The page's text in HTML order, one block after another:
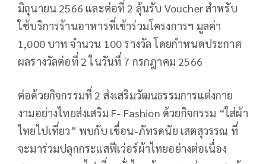
มิถุนายน 2566 และต่อที่ 2 ลุ้นรับ Voucher สำหรับ
ใช้บริการร้านอาหารที่เข้าร่วมโครงการฯ มูลค่า
1,000 บาท จำนวน 100 รางวัล โดยกำหนดประกาศ
ผลรางวัลต่อที่ 2 ในวันที่ 7 กรกฎาคม 2566
ต่อด้วยกิจกรรมที่ 2 ส่งเสริมวัฒนธรรมการแต่งกาย
งามอย่างไทยส่งเสริม F- Fashion ด้วยกิจกรรม “ใส่ผ้า
ไทยไปเที่ยว” พบกับ เขื่อน-ภัทรดนัย เสตสุวรรณ ที่
จะมาร่วมปลุกกระแสฟีเว่อร์ผ้าไทยอย่างต่อเนื่อง